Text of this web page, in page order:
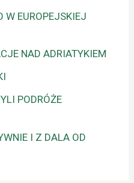
W EUROPEJSKIEJ
NAD ADRIATYKIEM
PODRÓŻE
I Z DALA OD